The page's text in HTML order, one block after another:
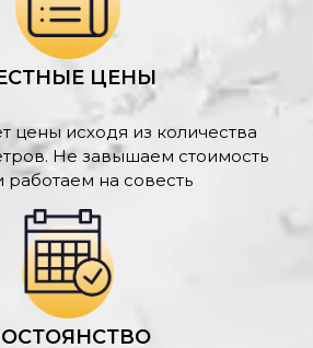
ЦЕНЫ
цены исходя из количества
Не завышаем стоимость
работаем на совесть